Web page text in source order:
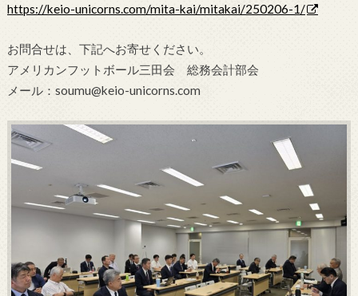
https://keio-unicorns.com/mita-kai/mitakai/250206-1/
お問合せは、下記へお寄せください。
アメリカンフットボール三田会 総務会計部会
メール：soumu@keio-unicorns.com